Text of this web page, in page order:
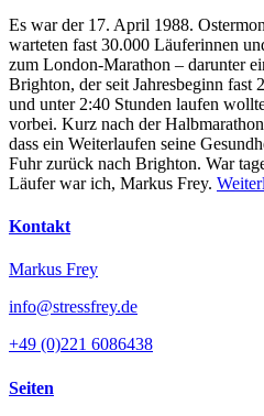
Es war der 17. April 1988.
warteten fast 30.000 Läuferinnen
zum London-Marathon – darunter
Brighton, der seit Jahresbeginn fast
und unter 2:40 Stunden laufen
vorbei. Kurz nach der
dass ein Weiterlaufen seine
Fuhr zurück nach Brighton. War
Läufer war ich, Markus Frey.
Kontakt
Markus Frey
info@stressfrey.de
+49 (0)221 6086438
Seiten